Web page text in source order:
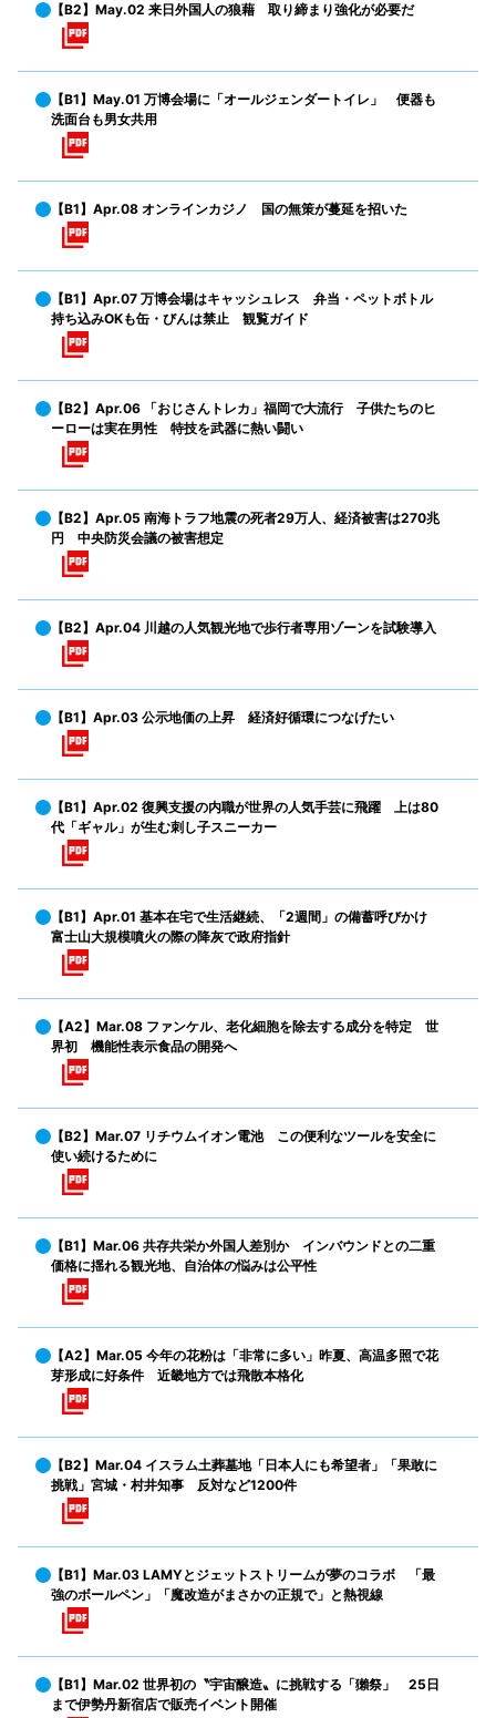
【B2】May.02 来日外国人の狼藉 取り締まり強化が必要だ
【B1】May.01 万博会場に「オールジェンダートイレ」 便器も
洗面台も男女共用
【B1】Apr.08 オンラインカジノ 国の無策が蔓延を招いた
【B1】Apr.07 万博会場はキャッシュレス 弁当・ペットボトル
持ち込みOKも缶・びんは禁止 観覧ガイド
【B2】Apr.06 「おじさんトレカ」福岡で大流行 子供たちのヒ
ーローは実在男性 特技を武器に熱い闘い
【B2】Apr.05 南海トラフ地震の死者29万人、経済被害は270兆
円 中央防災会議の被害想定
【B2】Apr.04 川越の人気観光地で歩行者専用ゾーンを試験導入
【B1】Apr.03 公示地価の上昇 経済好循環につなげたい
【B1】Apr.02 復興支援の内職が世界の人気手芸に飛躍 上は80
代「ギャル」が生む刺し子スニーカー
【B1】Apr.01 基本在宅で生活継続、「2週間」の備蓄呼びかけ
富士山大規模噴火の際の降灰で政府指針
【A2】Mar.08 ファンケル、老化細胞を除去する成分を特定 世
界初 機能性表示食品の開発へ
【B2】Mar.07 リチウムイオン電池 この便利なツールを安全に
使い続けるために
【B1】Mar.06 共存共栄か外国人差別か インバウンドとの二重
価格に揺れる観光地、自治体の悩みは公平性
【A2】Mar.05 今年の花粉は「非常に多い」昨夏、高温多照で花
芽形成に好条件 近畿地方では飛散本格化
【B2】Mar.04 イスラム土葬墓地「日本人にも希望者」「果敢に
挑戦」宮城・村井知事 反対など1200件
【B1】Mar.03 LAMYとジェットストリームが夢のコラボ 「最
強のボールペン」「魔改造がまさかの正規で」と熱視線
【B1】Mar.02 世界初の〝宇宙醸造〟に挑戦する「獺祭」 25日
まで伊勢丹新宿店で販売イベント開催